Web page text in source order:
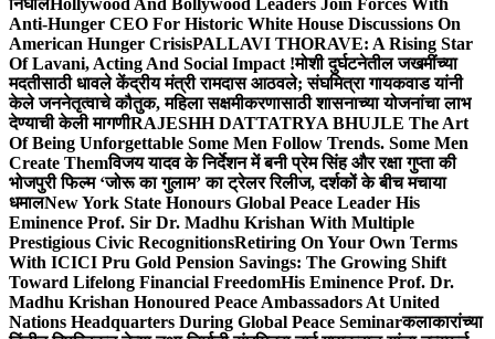
निघालेHollywood And Bollywood Leaders Join Forces With
Anti-Hunger CEO For Historic White House Discussions On
American Hunger CrisisPALLAVI THORAVE: A Rising Star
Of Lavani, Acting And Social Impact !मोशी दुर्घटनेतील जखमींच्या
मदतीसाठी धावले केंद्रीय मंत्री रामदास आठवले; संघमित्रा गायकवाड यांनी
केले जननेतृत्वाचे कौतुक, महिला सक्षमीकरणासाठी शासनाच्या योजनांचा लाभ
देण्याची केली मागणीRAJESHH DATTATRYA BHUJLE The Art
Of Being Unforgettable Some Men Follow Trends. Some Men
Create Themविजय यादव के निर्देशन में बनी प्रेम सिंह और रक्षा गुप्ता की
भोजपुरी फिल्म ‘जोरू का गुलाम’ का ट्रेलर रिलीज, दर्शकों के बीच मचाया
धमालNew York State Honours Global Peace Leader His
Eminence Prof. Sir Dr. Madhu Krishan With Multiple
Prestigious Civic RecognitionsRetiring On Your Own Terms
With ICICI Pru Gold Pension Savings: The Growing Shift
Toward Lifelong Financial FreedomHis Eminence Prof. Dr.
Madhu Krishan Honoured Peace Ambassadors At United
Nations Headquarters During Global Peace Seminarकलाकारांच्या